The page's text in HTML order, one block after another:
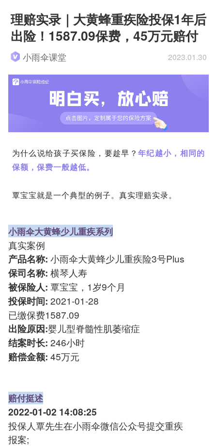
理赔实录｜大黄蜂重疾险投保1年后
出险！1587.09保费，45万元赔付
小雨伞课堂 2023.01.30
为什么说给孩子买保险，要趁早？ 年纪越小，相同的
保额，保费一般越低。
覃宝宝就是一个典型的例子。真实理赔实录。
小雨伞大黄蜂少儿重疾系列
真实案例
产品名称: 小雨伞大黄蜂少儿重疾险3号Plus
保司名称: 横琴人寿
被保险人: 覃宝宝，1岁9个月
投保时间: 2021-01-28
已缴保费1587.09
出险原因:婴儿型脊髓性肌萎缩症
结案时长: 246小时
赔偿金额: 45万元
赔付挺述
2022-01-02 14:08:25
投保人覃先生在小雨伞微信公众号提交重疾
报案;